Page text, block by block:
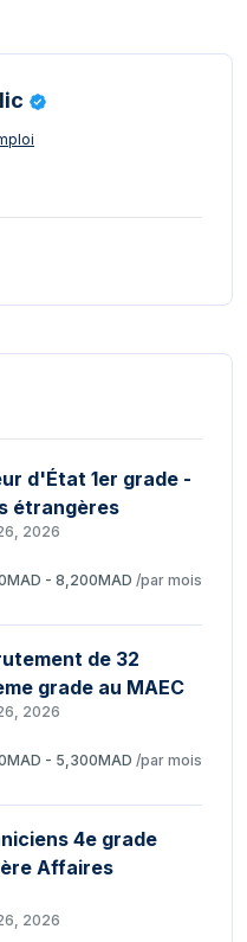
d'État 1er grade -
étrangères
2026
- 8,200MAD /par mois
de 32
grade au MAEC
2026
- 5,300MAD /par mois
4e grade
Affaires
2026